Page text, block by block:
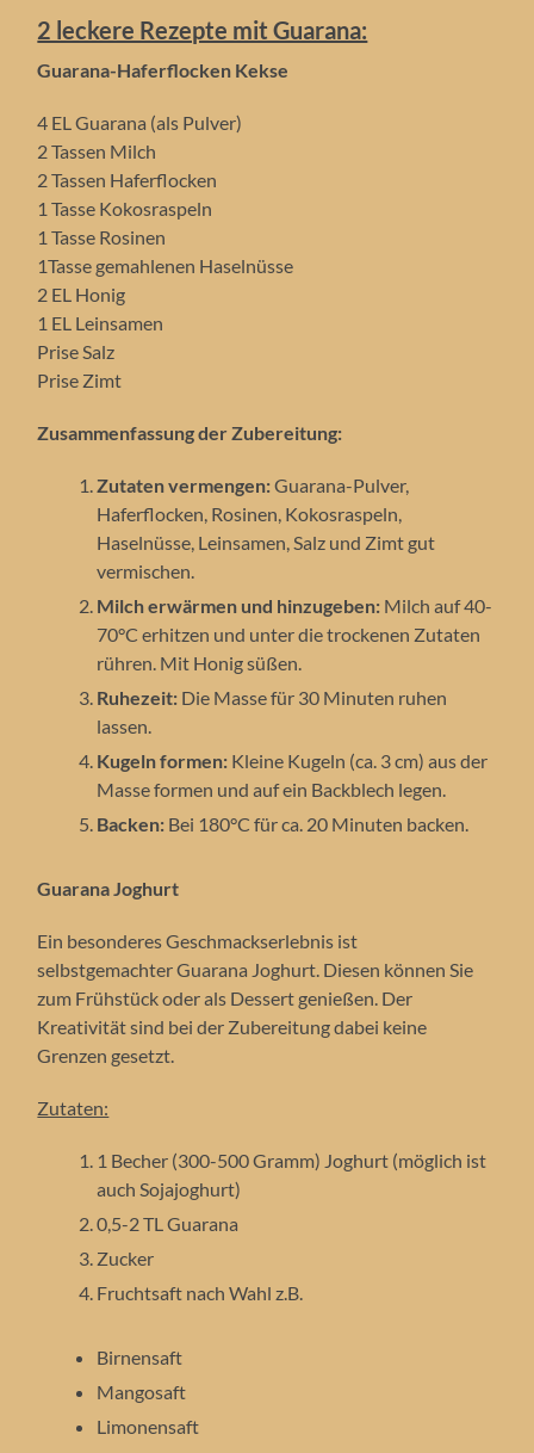
2 leckere Rezepte mit Guarana:
Guarana-Haferflocken Kekse
4 EL Guarana (als Pulver)
2 Tassen Milch
2 Tassen Haferflocken
1 Tasse Kokosraspeln
1 Tasse Rosinen
1Tasse gemahlenen Haselnüsse
2 EL Honig
1 EL Leinsamen
Prise Salz
Prise Zimt
Zusammenfassung der Zubereitung:
Zutaten vermengen:Guarana-Pulver,
Haferflocken, Rosinen, Kokosraspeln,
Haselnüsse, Leinsamen, Salz und Zimt gut
vermischen.
Milch erwärmen und hinzugeben: Milch auf 40-
70°C erhitzen und unter die trockenen Zutaten
rühren. Mit Honig süßen.
Ruhezeit: Die Masse für 30 Minuten ruhen
lassen.
Kugeln formen: Kleine Kugeln (ca. 3 cm) aus der
Masse formen und auf ein Backblech legen.
Backen: Bei 180°C für ca. 20 Minuten backen.
Guarana Joghurt
Ein besonderes Geschmackserlebnis ist
selbstgemachter Guarana Joghurt. Diesen können Sie
zum Frühstück oder als Dessert genießen. Der
Kreativität sind bei der Zubereitung dabei keine
Grenzen gesetzt.
Zutaten:
1 Becher (300-500 Gramm) Joghurt (möglich ist
auch Sojajoghurt)
0,5-2 TL Guarana
Zucker
Fruchtsaft nach Wahl z.B.
Birnensaft
Mangosaft
Limonensaft